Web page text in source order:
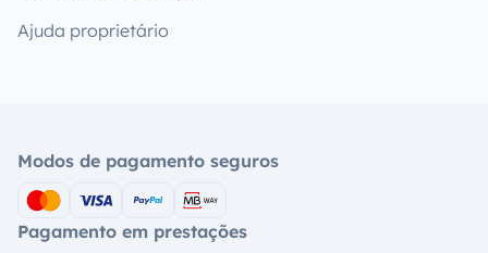
Ajuda proprietário
Modos de pagamento seguros
Pagamento em prestações